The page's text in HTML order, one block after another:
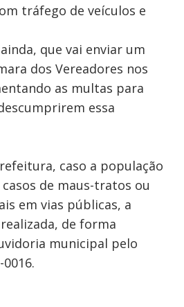
tráfego de veículos e
que vai enviar um
dos Vereadores nos
as multas para
essa
caso a população
de maus-tratos ou
em vias públicas, a
de forma
municipal pelo